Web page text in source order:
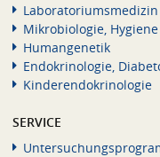
Laboratoriumsmedizin
Mikrobiologie, Hygiene
Humangenetik
Endokrinologie,
Kinderendokrinologie
SERVICE